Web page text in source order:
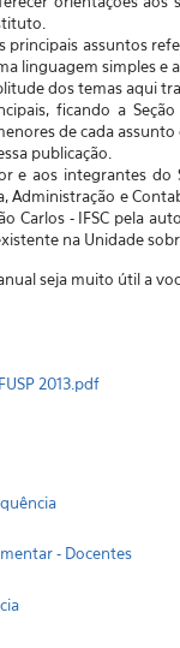
principais assuntos
linguagem simples e
dos temas aqui
ficando a Seção
de cada
publicação.
e aos integrantes do
Administração e
Carlos - IFSC pela
na Unidade
seja muito útil a
2013.pdf
- Docentes